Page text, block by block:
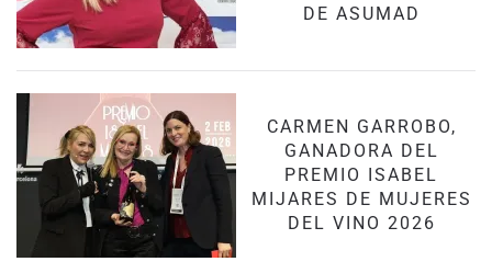
DE ASUMAD
CARMEN GARROBO,
GANADORA DEL
PREMIO ISABEL
MIJARES DE MUJERES
DEL VINO 2026